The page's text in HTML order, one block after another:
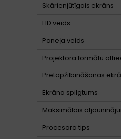
Skārienjūtīgais ekrāns
HD veids
Paneļa veids
Projektora formātu
Pretapžilbināšanas
Ekrāna spilgtums
Maksimālais
Procesora tips